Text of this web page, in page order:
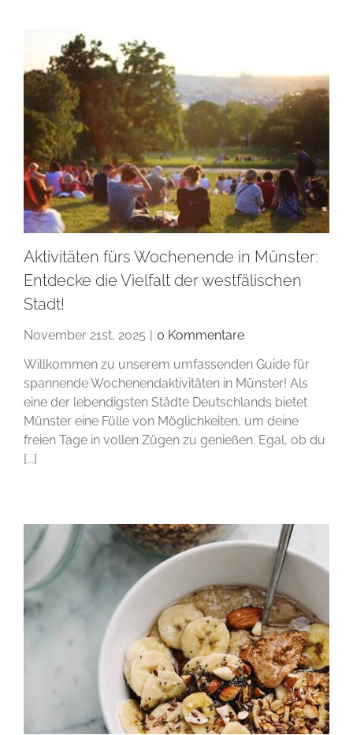
Aktivitäten fürs Wochenende in Münster:
Entdecke die Vielfalt der westfälischen
Stadt!
November 21st, 2025 | 0 Kommentare
Willkommen zu unserem umfassenden Guide für
spannende Wochenendaktivitäten in Münster! Als
eine der lebendigsten Städte Deutschlands bietet
Münster eine Fülle von Möglichkeiten, um deine
freien Tage in vollen Zügen zu genießen. Egal, ob du
[...]